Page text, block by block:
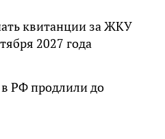
квитанции за ЖКУ
2027 года
РФ продлили до